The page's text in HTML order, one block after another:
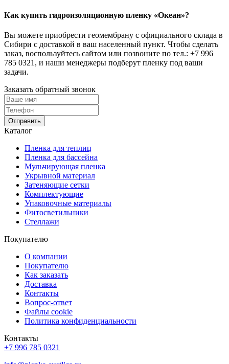
Как купить гидроизоляционную пленку «Океан»?
Вы можете приобрести геомембрану с официального склада в
Сибири с доставкой в ваш населенный пункт. Чтобы сделать
заказ, воспользуйтесь сайтом или позвоните по тел.: +7 996
785 0321 , и наши менеджеры подберут пленку под ваши
задачи.
Заказать обратный звонок
Отправить
Каталог
Пленка для теплиц
Пленка для бассейна
Мульчирующая пленка
Укрывной материал
Затеняющие сетки
Комплектующие
Упаковочные материалы
Фитосветильники
Стеллажи
Покупателю
О компании
Покупателю
Как заказать
Доставка
Контакты
Вопрос-ответ
Файлы cookie
Политика конфиденциальности
Контакты
+7 996 785 0321